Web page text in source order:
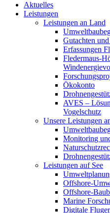
Aktuelles
Leistungen
Leistungen an Land
Gutachten
Erfassungen
Fledermaus-
Ökokonto
AVES –
Vogelschutz
Unsere Leistungen
Monitoring
Leistungen auf See
Offshore-
Offshore-
Marine
Digitale